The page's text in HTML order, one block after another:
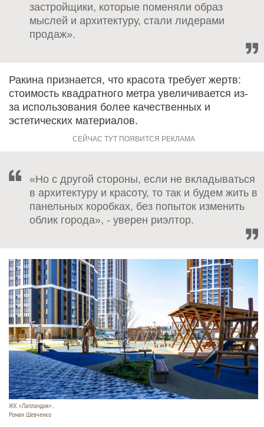
застройщики, которые поменяли образ
мыслей и архитектуру, стали лидерами
продаж».
Ракина признается, что красота требует жертв:
стоимость квадратного метра увеличивается из-
за использования более качественных и
эстетических материалов.
«Но с другой стороны, если не вкладываться
в архитектуру и красоту, то так и будем жить в
панельных коробках, без попыток изменить
облик города», - уверен риэлтор.
ЖК «Лапландия»..
Роман Шевченко